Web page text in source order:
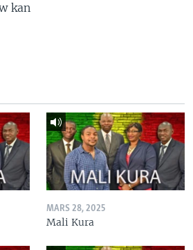
kan
MARS 28, 2025
Mali Kura